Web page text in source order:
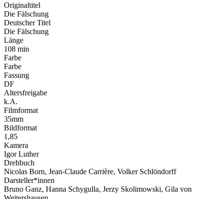
Originaltitel
Die Fälschung
Deutscher Titel
Die Fälschung
Länge
108 min
Farbe
Farbe
Fassung
DF
Altersfreigabe
k.A.
Filmformat
35mm
Bildformat
1,85
Kamera
Igor Luther
Drehbuch
Nicolas Born, Jean-Claude Carrière, Volker Schlöndorff
Darsteller*innen
Bruno Ganz, Hanna Schygulla, Jerzy Skolimowski, Gila von